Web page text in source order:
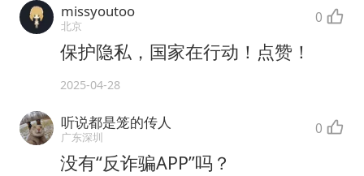
missyoutoo
北京 0
保护隐私，国家在行动！点赞！
2025-04-28
听说都是笼的传人
广东深圳 0
没有“反诈骗APP”吗？